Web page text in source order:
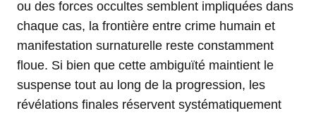
ou des forces occultes semblent impliquées dans
chaque cas, la frontière entre crime humain et
manifestation surnaturelle reste constamment
floue. Si bien que cette ambiguïté maintient le
suspense tout au long de la progression, les
révélations finales réservent systématiquement